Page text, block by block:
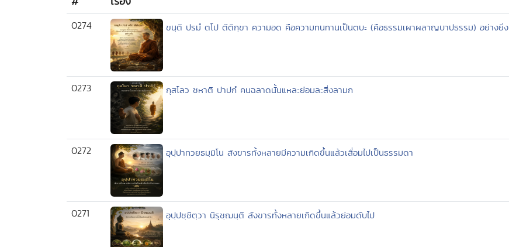
0274 ขนฺติ ปรมํ ตโป ตีติกฺขา ความอด คือความทนทานเป็นตบะ (คือธรรมเผาผลาญบาปธรรม) อย่างยิ่ง
0273 กุสโลว ชหาติ ปาปกํ คนฉลาดนั้นแหละย่อมละสิ่งลามก
0272 อุปฺปาทวยธมฺมิโน สังขารทั้งหลายมีความเกิดขึ้นแล้วเสื่อมไปเป็นธรรมดา
0271 อุปฺปชฺชิตฺวา นิรุชฺฌนฺติ สังขารทั้งหลายเกิดขึ้นแล้วย่อมดับไป